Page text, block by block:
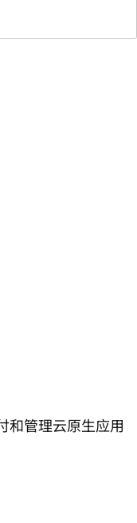
和管理云原生应用